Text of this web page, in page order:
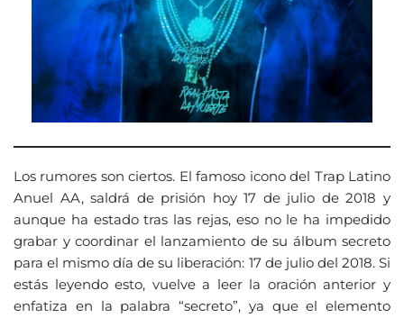
Los rumores son ciertos. El famoso icono del Trap Latino
Anuel AA, saldrá de prisión hoy 17 de julio de 2018 y
aunque ha estado tras las rejas, eso no le ha impedido
grabar y coordinar el lanzamiento de su álbum secreto
para el mismo día de su liberación: 17 de julio del 2018. Si
estás leyendo esto, vuelve a leer la oración anterior y
enfatiza en la palabra “secreto”, ya que el elemento